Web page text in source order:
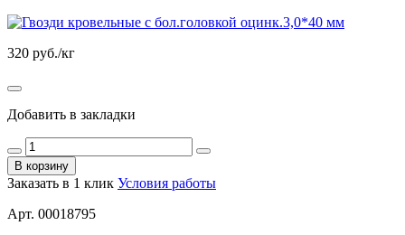
320 руб./кг
Добавить в закладки
В корзину
Заказать в 1 клик Условия работы
Арт. 00018795